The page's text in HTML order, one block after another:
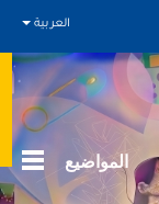
العربية
المواضيع